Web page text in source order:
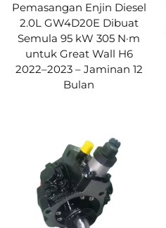
Pemasangan Enjin Diesel
2.0L GW4D20E Dibuat
Semula 95 kW 305 N·m
untuk Great Wall H6
2022–2023 – Jaminan 12
Bulan